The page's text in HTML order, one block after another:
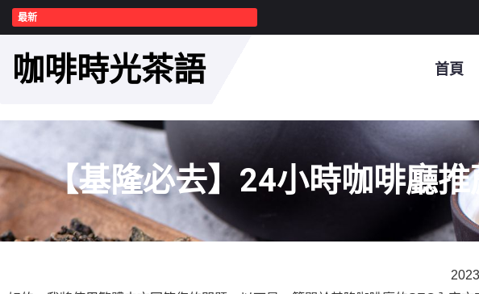
最新
咖啡時光茶語 首頁
【基隆必去】24小時咖啡廳